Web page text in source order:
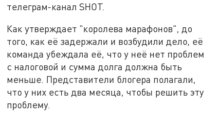
телеграм-канал SHOT.
Как утверждает "королева марафонов", до
того, как её задержали и возбудили дело, её
команда убеждала её, что у неё нет проблем
с налоговой и сумма долга должна быть
меньше. Представители блогера полагали,
что у них есть два месяца, чтобы решить эту
проблему.